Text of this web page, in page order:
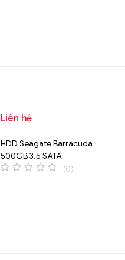
Liên hệ
HDD Seagate Barracuda
500GB 3.5 SATA
(0)